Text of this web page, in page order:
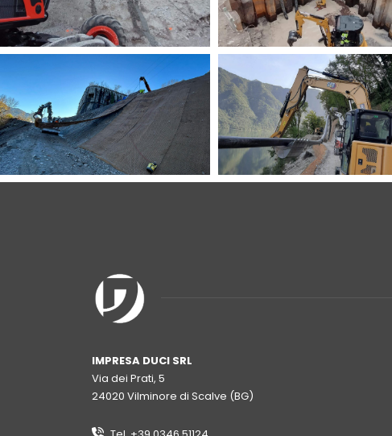
IMPRESA DUCI SRL
Via dei Prati, 5
24020 Vilminore di Scalve (BG)